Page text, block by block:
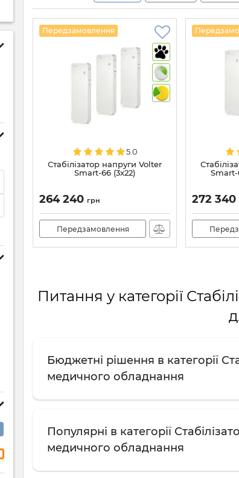
Передзамовлення
5.0
Стабілізатор напруги Volter
Smart-66 (3x22)
264 240 грн
Передзамовлення
Smart-
272 340
Питання у категорії
Бюджетні рішення в категорії
медичного обладнання
Популярні в категорії
медичного обладнання